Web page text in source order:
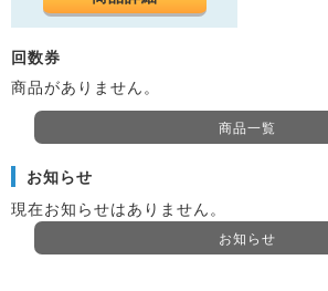
回数券
商品がありません。
商品一覧
お知らせ
現在お知らせはありません。
お知らせ